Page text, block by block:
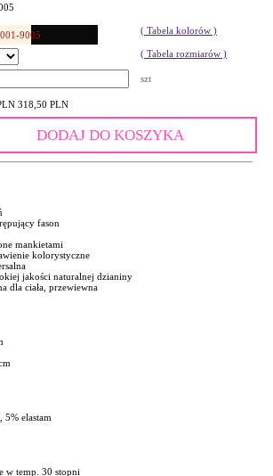
9005 ( Tabela kolorów )
( Tabela rozmiarów )
szt
318,50 PLN
DODAJ DO KOSZYKA
fason
mankietami
kolorystyczne
jakości naturalnej dzianiny
dla ciała, przewiewna
elastam
w temp. 30 stopni